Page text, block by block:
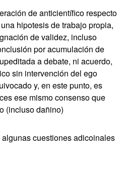
de anticientífico respecto
hipotesis de trabajo propia,
de validez, incluso
por acumulación de
a debate, ni acuerdo,
sin intervención del ego
y, en este punto, es
ese mismo consenso que
(incluso dañino)
cuestiones adicoinales